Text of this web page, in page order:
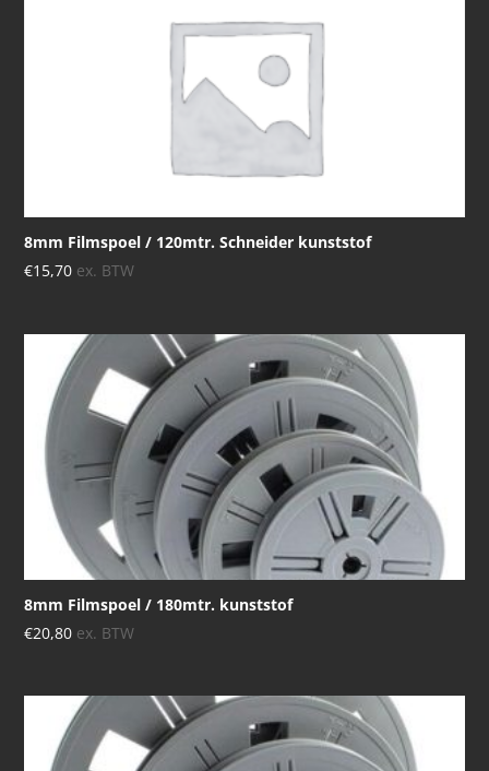
8mm Filmspoel / 120mtr. Schneider kunststof
€15,70 ex. BTW
8mm Filmspoel / 180mtr. kunststof
€20,80 ex. BTW